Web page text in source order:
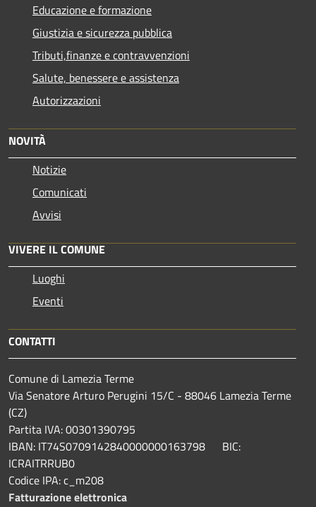
Educazione e formazione
Giustizia e sicurezza pubblica
Tributi,finanze e contravvenzioni
Salute, benessere e assistenza
Autorizzazioni
NOVITÀ
Notizie
Comunicati
Avvisi
VIVERE IL COMUNE
Luoghi
Eventi
CONTATTI
Comune di Lamezia Terme
Via Senatore Arturo Perugini 15/C - 88046 Lamezia Terme
(CZ)
Partita IVA: 00301390795
IBAN: IT74S0709142840000000163798 BIC:
ICRAITRRUB0
Codice IPA: c_m208
Fatturazione elettronica